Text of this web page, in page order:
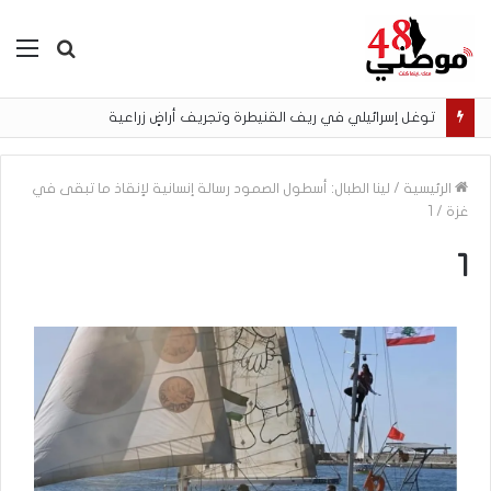
بحث
توغل إسرائيلي في ريف القنيطرة وتجريف أراضٍ زراعية
الرئيسية / لينا الطبال: أسطول الصمود رسالة إنسانية لإنقاذ ما تبقى في
غزة /
1
1